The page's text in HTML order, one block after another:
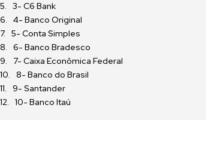
3- C6 Bank
4- Banco Original
5- Conta Simples
6- Banco Bradesco
7- Caixa Econômica Federal
8- Banco do Brasil
9- Santander
10- Banco Itaú